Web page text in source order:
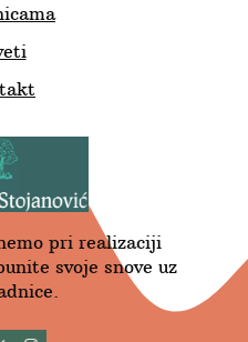
pri realizaciji
svoje snove uz